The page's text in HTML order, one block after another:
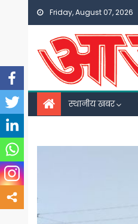
Skip
content
Friday, August 07, 2026
स्थानीय खबर